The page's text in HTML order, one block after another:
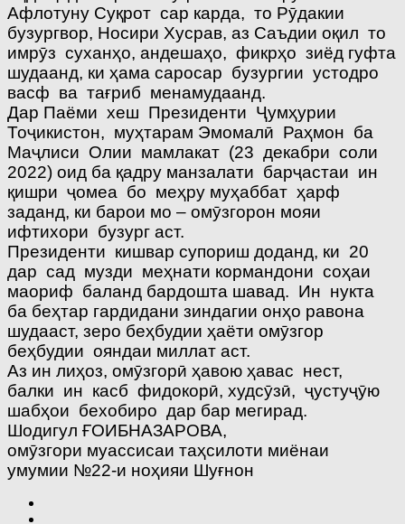
Афлотуну Суқрот сар карда, то Рӯдакии
бузургвор, Носири Хусрав, аз Саъдии оқил то
имрӯз суханҳо, андешаҳо, фикрҳо зиёд гуфта
шудаанд, ки ҳама саросар бузургии устодро
васф ва тағриб менамудаанд.
Дар Паёми хеш Президенти Ҷумҳурии
Тоҷикистон, муҳтарам Эмомалӣ Раҳмон ба
Маҷлиси Олии мамлакат (23 декабри соли
2022) оид ба қадру манзалати барҷастаи ин
қишри ҷомеа бо меҳру муҳаббат ҳарф
заданд, ки барои мо – омӯзгорон мояи
ифтихори бузург аст.
Президенти кишвар супориш доданд, ки 20
дар сад музди меҳнати кормандони соҳаи
маориф баланд бардошта шавад. Ин нукта
ба беҳтар гардидани зиндагии онҳо равона
шудааст, зеро беҳбудии ҳаёти омӯзгор
беҳбудии ояндаи миллат аст.
Аз ин лиҳоз, омӯзгорӣ ҳавою ҳавас нест,
балки ин касб фидокорӣ, худсӯзӣ, ҷустуҷӯю
шабҳои бехобиро дар бар мегирад.
Шодигул ҒОИБНАЗАРОВА,
омӯзгори муассисаи таҳсилоти миёнаи
умумии №22-и ноҳияи Шуғнон